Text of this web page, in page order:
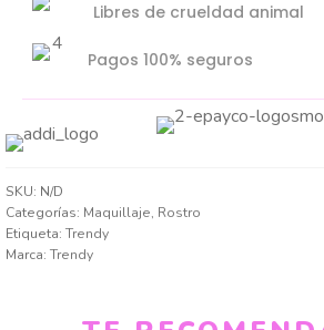
Libres de crueldad animal
Pagos 100% seguros
SKU: N/D
Categorías: Maquillaje, Rostro
Etiqueta: Trendy
Marca: Trendy